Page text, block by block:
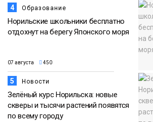
4 Образование
Норильские школьники бесплатно
отдохнут на берегу Японского моря
07 августа 450
5 Новости
Зелёный курс Норильска: новые
скверы и тысячи растений появятся
по всему городу